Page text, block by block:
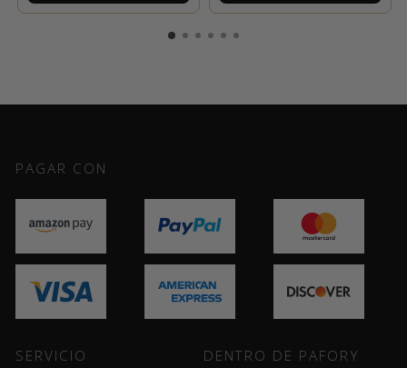
PAGAR CON
SERVICIO DENTRO DE PAFORY